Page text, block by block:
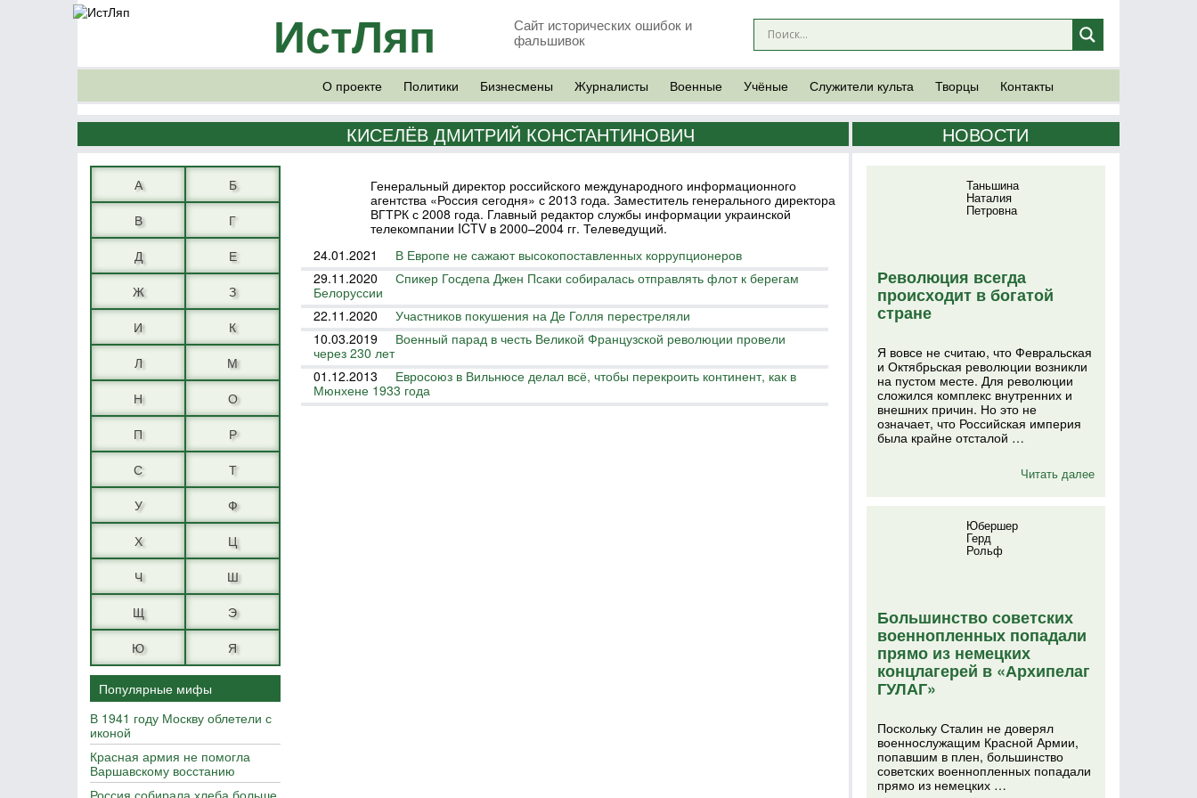
ИстЛяп
Сайт исторических ошибок и
фальшивок
О проекте Политики Бизнесмены Журналисты Военные Учёные Служители культа Творцы Контакты
КИСЕЛЁВ ДМИТРИЙ КОНСТАНТИНОВИЧ
А
Б
В
Г
Д
Е
Ж
З
И
К
Л
М
Н
О
П
Р
С
Т
У
Ф
Х
Ц
Ч
Ш
Щ
Э
Ю
Я
Популярные мифы
В 1941 году Москву облетели с
иконой
Красная армия не помогла
Варшавскому восстанию
Россия собирала хлеба больше
Генеральный директор российского международного информационного
агентства «Россия сегодня» с 2013 года. Заместитель генерального директора
ВГТРК с 2008 года. Главный редактор службы информации украинской
телекомпании ICTV в 2000–2004 гг. Телеведущий.
24.01.2021
В Европе не сажают высокопоставленных коррупционеров
29.11.2020
Спикер Госдепа Джен Псаки собиралась отправлять флот к берегам
Белоруссии
22.11.2020
Участников покушения на Де Голля перестреляли
10.03.2019
Военный парад в честь Великой Французской революции провели
через 230 лет
01.12.2013
Евросоюз в Вильнюсе делал всё, чтобы перекроить континент, как в
Мюнхене 1933 года
НОВОСТИ
Таньшина
Наталия
Петровна
Революция всегда
происходит в богатой
стране
Я вовсе не считаю, что Февральская
и Октябрьская революции возникли
на пустом месте. Для революции
сложился комплекс внутренних и
внешних причин. Но это не
означает, что Российская империя
была крайне отсталой …
Читать далее
Юбершер
Герд
Рольф
Большинство советских
военнопленных попадали
прямо из немецких
концлагерей в «Архипелаг
ГУЛАГ»
Поскольку Сталин не доверял
военнослужащим Красной Армии,
попавшим в плен, большинство
советских военнопленных попадали
прямо из немецких …